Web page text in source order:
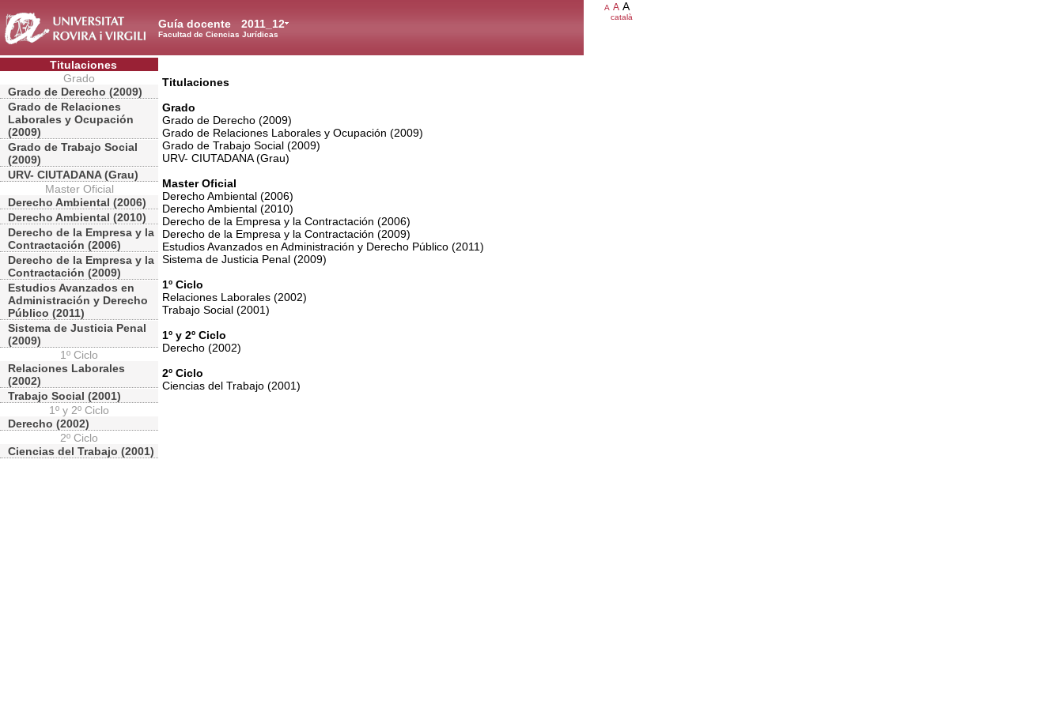
2011_12
Guía docente
Facultad de Ciencias Jurídicas
A A A
català
Titulaciones
Grado
Grado de Derecho (2009)
Grado de Relaciones
Laborales y Ocupación
(2009)
Grado de Trabajo Social
(2009)
URV- CIUTADANA (Grau)
Master Oficial
Derecho Ambiental (2006)
Derecho Ambiental (2010)
Derecho de la Empresa y la
Contractación (2006)
Derecho de la Empresa y la
Contractación (2009)
Estudios Avanzados en
Administración y Derecho
Público (2011)
Sistema de Justicia Penal
(2009)
1º Ciclo
Relaciones Laborales
(2002)
Trabajo Social (2001)
1º y 2º Ciclo
Derecho (2002)
2º Ciclo
Ciencias del Trabajo (2001)
Titulaciones
Grado
Grado de Derecho (2009)
Grado de Relaciones Laborales y Ocupación (2009)
Grado de Trabajo Social (2009)
URV- CIUTADANA (Grau)
Master Oficial
Derecho Ambiental (2006)
Derecho Ambiental (2010)
Derecho de la Empresa y la Contractación (2006)
Derecho de la Empresa y la Contractación (2009)
Estudios Avanzados en Administración y Derecho Público (2011)
Sistema de Justicia Penal (2009)
1º Ciclo
Relaciones Laborales (2002)
Trabajo Social (2001)
1º y 2º Ciclo
Derecho (2002)
2º Ciclo
Ciencias del Trabajo (2001)